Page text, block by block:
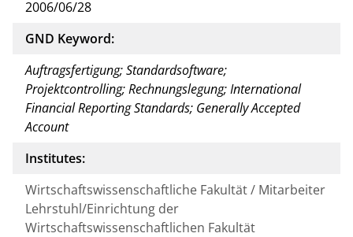
2006/06/28
GND Keyword:
Auftragsfertigung; Standardsoftware;
Projektcontrolling; Rechnungslegung; International
Financial Reporting Standards; Generally Accepted
Account
Institutes:
Wirtschaftswissenschaftliche Fakultät / Mitarbeiter
Lehrstuhl/Einrichtung der
Wirtschaftswissenschaftlichen Fakultät